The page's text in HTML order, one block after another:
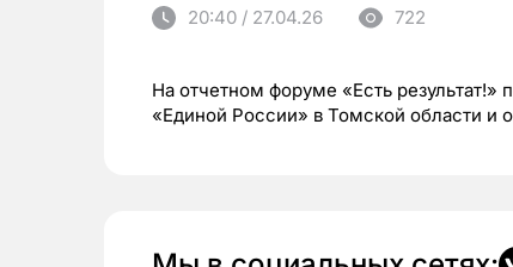
20:40 / 27.04.26 722
На отчетном форуме «Есть
«Единой России» в Томской области и